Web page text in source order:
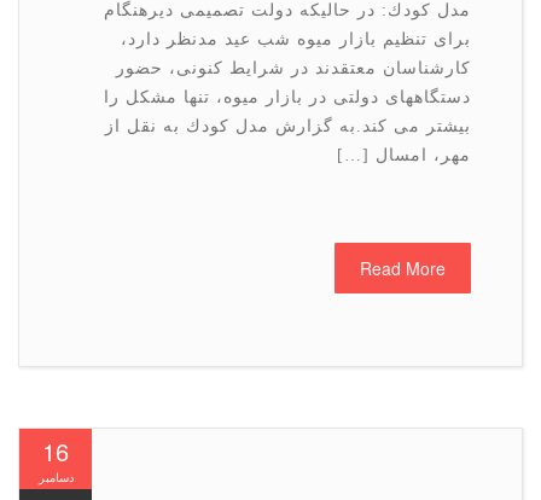
مدل كودك: در حالیكه دولت تصمیمی دیرهنگام
برای تنظیم بازار میوه شب عید مدنظر دارد،
كارشناسان معتقدند در شرایط كنونی، حضور
دستگاههای دولتی در بازار میوه، تنها مشكل را
بیشتر می كند.به گزارش مدل كودك به نقل از
مهر، امسال […]
Read More